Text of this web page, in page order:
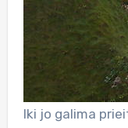
Iki jo galima